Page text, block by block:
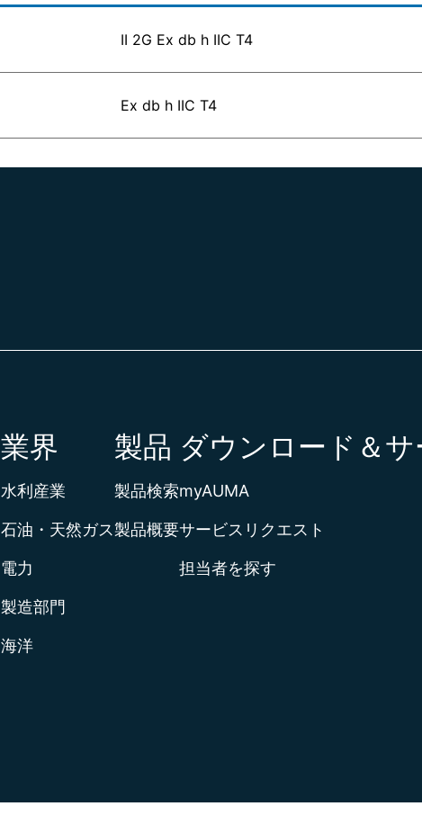
II 2G Ex db h IIC T4
Ex db h IIC T4
業界
水利産業
石油・天然ガス
電力
製造部門
海洋
製品
製品検索
製品概要
ダウンロード＆サ
myAUMA
サービスリクエスト
担当者を探す